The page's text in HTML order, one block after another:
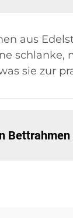
aus
schlanke,
sie zur